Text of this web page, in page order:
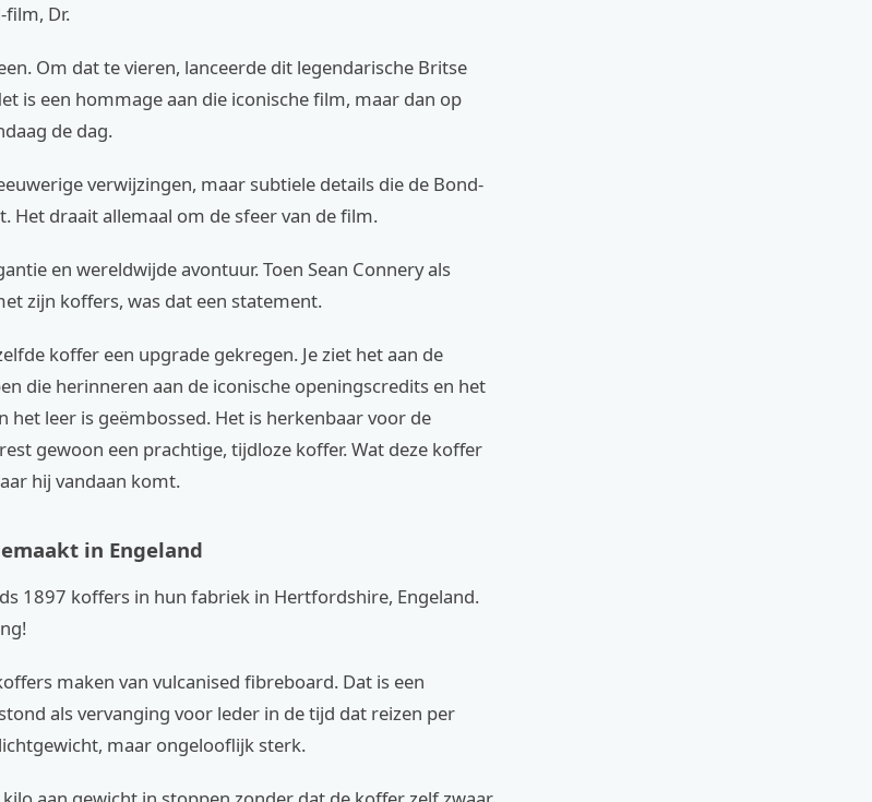
film, Dr.
Om dat te vieren, lanceerde dit legendarische Britse
is een hommage aan die iconische film, maar dan op
de dag.
verwijzingen, maar subtiele details die de Bond-
Het draait allemaal om de sfeer van de film.
en wereldwijde avontuur. Toen Sean Connery als
zijn koffers, was dat een statement.
koffer een upgrade gekregen. Je ziet het aan de
die herinneren aan de iconische openingscredits en het
het leer is geëmbossed. Het is herkenbaar voor de
gewoon een prachtige, tijdloze koffer. Wat deze koffer
hij vandaan komt.
in Engeland
1897 koffers in hun fabriek in Hertfordshire, Engeland.
maken van vulcanised fibreboard. Dat is een
als vervanging voor leder in de tijd dat reizen per
maar ongelooflijk sterk.